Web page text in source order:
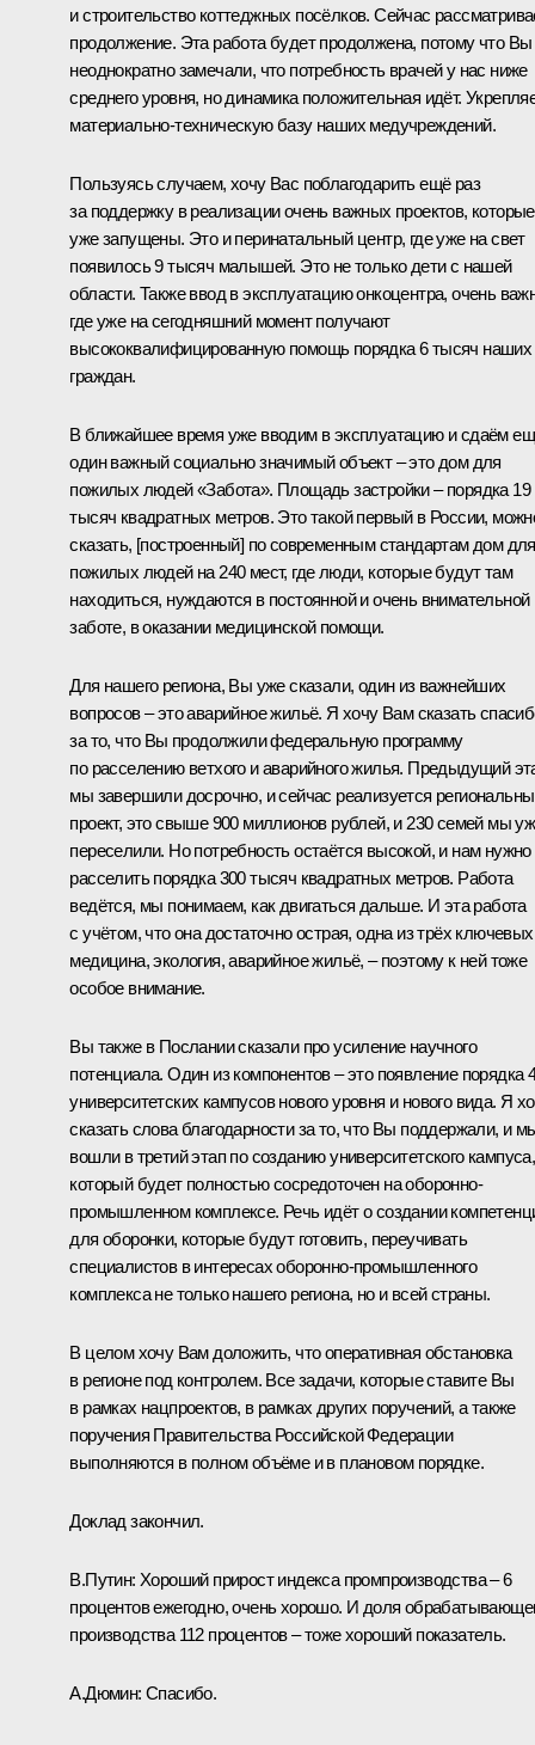
и строительство коттеджных посёлков. Сейчас
продолжение. Эта работа будет продолжена, потому что Вы
неоднократно замечали, что потребность врачей у нас ниже
среднего уровня, но динамика положительная идёт.
материально-техническую базу наших медучреждений.
Пользуясь случаем, хочу Вас поблагодарить ещё раз
за поддержку в реализации очень важных проектов, которые
уже запущены. Это и перинатальный центр, где уже на свет
появилось 9 тысяч малышей. Это не только дети с нашей
области. Также ввод в эксплуатацию онкоцентра, очень
где уже на сегодняшний момент получают
высококвалифицированную помощь порядка 6 тысяч наших
граждан.
В ближайшее время уже вводим в эксплуатацию и сдаём
один важный социально значимый объект – это дом для
пожилых людей «Забота». Площадь застройки – порядка 19
тысяч квадратных метров. Это такой первый в России,
сказать, [построенный] по современным стандартам дом для
пожилых людей на 240 мест, где люди, которые будут там
находиться, нуждаются в постоянной и очень внимательной
заботе, в оказании медицинской помощи.
Для нашего региона, Вы уже сказали, один из важнейших
вопросов – это аварийное жильё. Я хочу Вам сказать
за то, что Вы продолжили федеральную программу
по расселению ветхого и аварийного жилья. Предыдущий
мы завершили досрочно, и сейчас реализуется
проект, это свыше 900 миллионов рублей, и 230 семей мы
переселили. Но потребность остаётся высокой, и нам нужно
расселить порядка 300 тысяч квадратных метров. Работа
ведётся, мы понимаем, как двигаться дальше. И эта работа
с учётом, что она достаточно острая, одна из трёх
медицина, экология, аварийное жильё, – поэтому к ней тоже
особое внимание.
Вы также в Послании сказали про усиление научного
потенциала. Один из компонентов – это появление порядка
университетских кампусов нового уровня и нового вида. Я
сказать слова благодарности за то, что Вы поддержали, и
вошли в третий этап по созданию университетского кампуса,
который будет полностью сосредоточен на оборонно-
промышленном комплексе. Речь идёт о создании
для оборонки, которые будут готовить, переучивать
специалистов в интересах оборонно-промышленного
комплекса не только нашего региона, но и всей страны.
В целом хочу Вам доложить, что оперативная обстановка
в регионе под контролем. Все задачи, которые ставите Вы
в рамках нацпроектов, в рамках других поручений, а также
поручения Правительства Российской Федерации
выполняются в полном объёме и в плановом порядке.
Доклад закончил.
В.Путин: Хороший прирост индекса промпроизводства – 6
процентов ежегодно, очень хорошо. И доля
производства 112 процентов – тоже хороший показатель.
А.Дюмин: Спасибо.